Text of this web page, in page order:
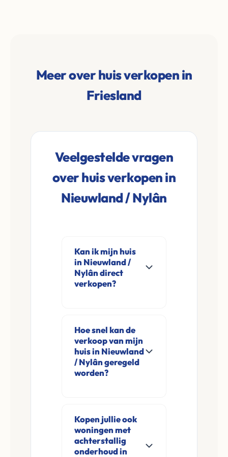
Meer over huis verkopen in
Friesland
Veelgestelde vragen
over huis verkopen in
Nieuwland / Nylân
Kan ik mijn huis
in Nieuwland /
Nylân direct
verkopen?
direct aan in
Nieuwland / Nylân
en omgeving. U
verkoopt
financieringsvoorbehoud
en zonder
makelaarskosten.
Hoe snel kan de
verkoop van mijn
huis in Nieuwland
/ Nylân geregeld
worden?
aanvraag en
eventuele korte
opname al binnen 24
Kopen jullie ook
woningen met
achterstallig
onderhoud in